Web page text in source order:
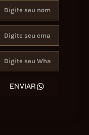
ENVIAR